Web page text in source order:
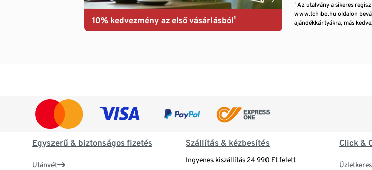
10% kedvezmény az első vásárlásból¹
¹ Az utalvány a sikeres
www.tchibo.hu oldalon
ajándékkártyákra, más
Egyszerű & biztonságos fizetés
Utánvét
Szállítás & kézbesítés
Ingyenes kiszállítás 24 990 Ft felett
Click &